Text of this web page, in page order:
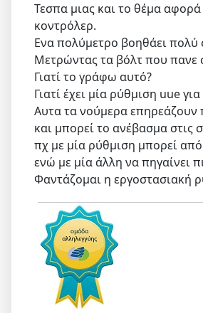
Τεσπα μιας και το θέμα
κοντρόλερ.
Ενα πολύμετρο βοηθάει πολύ
Μετρώντας τα βόλτ που πανε
Γιατί το γράφω αυτό?
Γιατί έχει μία ρύθμιση uue
Αυτα τα νούμερα
και μπορεί το ανέβασμα στις
πχ με μία ρύθμιση μπορεί από
ενώ με μία άλλη να πηγαίνει
Φαντάζομαι η εργοστασιακή